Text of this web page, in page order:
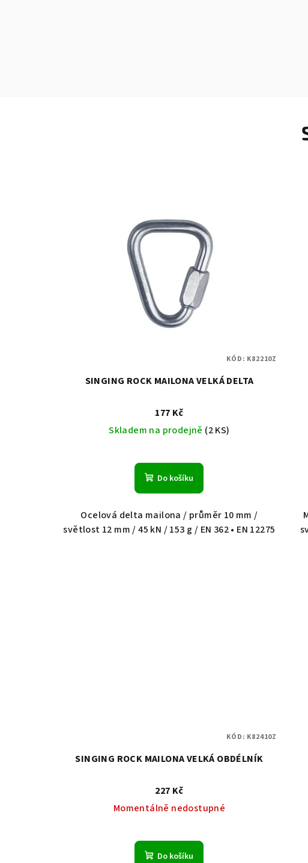
SINGING ROCK MAILONA VELKÁ DELTA
177 Kč
Skladem na prodejně (2 KS)
Do košíku
Ocelová delta mailona / průměr 10 mm /
světlost 12 mm / 45 kN / 153 g / EN 362 • EN 12275
KÓD: K82210Z
SINGING ROCK MAILONA VELKÁ OBDÉLNÍK
227 Kč
Momentálně nedostupné
Do košíku
KÓD: K82410Z